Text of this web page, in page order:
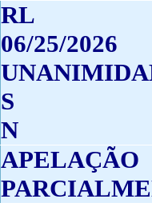
RL
06/25/2026
S
N
APELAÇÃO